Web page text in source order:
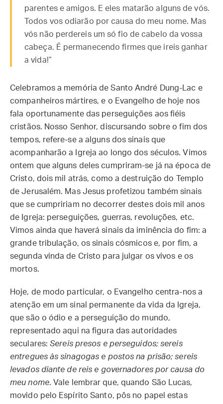
parentes e amigos. E eles matarão alguns de vós.
Todos vos odiarão por causa do meu nome. Mas
vós não perdereis um só fio de cabelo da vossa
cabeça. É permanecendo firmes que ireis ganhar
a vida!”
Celebramos a memória de Santo André Dung-Lac e
companheiros mártires, e o Evangelho de hoje nos
fala oportunamente das perseguições aos fiéis
cristãos. Nosso Senhor, discursando sobre o fim dos
tempos, refere-se a alguns dos sinais que
acompanharão a Igreja ao longo dos séculos. Vimos
ontem que alguns deles cumpriram-se já na época de
Cristo, dois mil atrás, como a destruição do Templo
de Jerusalém. Mas Jesus profetizou também sinais
que se cumpririam no decorrer destes dois mil anos
de Igreja: perseguições, guerras, revoluções, etc.
Vimos ainda que haverá sinais da iminência do fim: a
grande tribulação, os sinais cósmicos e, por fim, a
segunda vinda de Cristo para julgar os vivos e os
mortos.
Hoje, de modo particular, o Evangelho centra-nos a
atenção em um sinal permanente da vida da Igreja,
que são o ódio e a perseguição do mundo,
representado aqui na figura das autoridades
seculares:Sereis presos e perseguidos; sereis
entregues às sinagogas e postos na prisão; sereis
levados diante de reis e governadores por causa do
meu nome. Vale lembrar que, quando São Lucas,
movido pelo Espírito Santo, pôs no papel estas